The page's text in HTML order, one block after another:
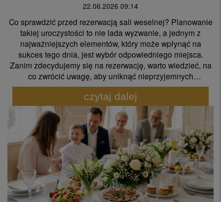
22.06.2026 09:14
Co sprawdzić przed rezerwacją sali weselnej? Planowanie
takiej uroczystości to nie lada wyzwanie, a jednym z
najważniejszych elementów, który może wpłynąć na
sukces tego dnia, jest wybór odpowiedniego miejsca.
Zanim zdecydujemy się na rezerwację, warto wiedzieć, na
co zwrócić uwagę, aby uniknąć nieprzyjemnych
niespodzianek. W tym artykule przedstawiamy 5 rzeczy,
które warto sprawdzić przed rezerwacją sali na wesele, aby
mieć pewność, że organizacja tego wyjątkowego dnia
przebiegnie bezproblemowo.
czytaj dalej